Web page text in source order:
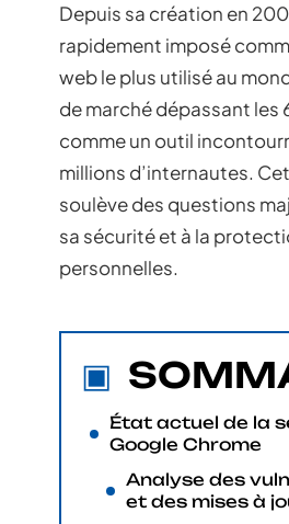
Depuis sa création en
rapidement imposé
web le plus utilisé au
de marché dépassant les
comme un outil
millions d’internautes.
soulève des questions
sa sécurité et à la
personnelles.
État actuel de la
Google Chrome
Analyse des
et des mises à